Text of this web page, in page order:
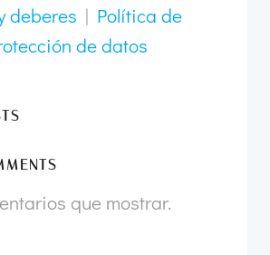
deberes | Política de
de datos
que mostrar.